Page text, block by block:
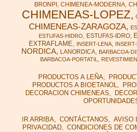
BRONPI CHIMENEA-MODERNA
CHIMENEAS-LOPEZ
CHIMENEAS-ZARAGOZA
ESTUFAS-HIDRO
ESTUFAS-IDRO
EXTRAFLAME
INSERT-LENA
NORDICA
LANORDICA BARBACOA-
BARBACOA-PORTATIL
PRODUCTOS A LEÑA
PRODUCTOS A BIOETANOL
DECORACION CHIMENEAS
IR ARRIBA CONTÁCTANOS AVISO
PRIVACIDAD
CONDICIONES DE